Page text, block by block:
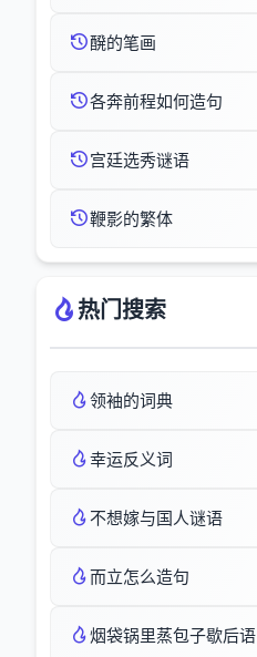
醗的笔画
各奔前程如何造句
宫廷选秀谜语
鞭影的繁体
热门搜索
领袖的词典
幸运反义词
不想嫁与国人谜语
而立怎么造句
烟袋锅里蒸包子歇后语